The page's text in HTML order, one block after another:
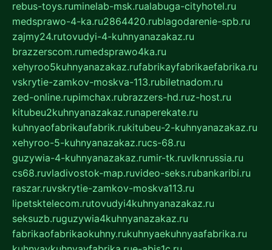
rebus-toys.ruminelab-msk.rualabuga-cityhotel.ru
medsprawo-4-ka.ru2864420.rublagodarenie-spb.ru
zajmy24.rutovudyi-4-kuhnyanazakaz.ru
brazzerscom.rumedsprawo4ka.ru
xehyroo5kuhnyanazakaz.rufabrikayfabrikaefabrika.ru
vskrytie-zamkov-moskva-113.rubiletnadom.ru
zed-online.rupimchax.rubrazzers-hd.ruz-host.ru
kitubeu2kuhnyanazakaz.runaperekate.ru
kuhnyaofabrikaufabrik.rukitubeu-2-kuhnyanazakaz.ru
xehyroo-5-kuhnyanazakaz.rucs-68.ru
guzywia-4-kuhnyanazakaz.rumir-tk.ruvlknrussia.ru
cs68.ruvladivostok-map.ruvideo-seks.rubankaribi.ru
raszar.ruvskrytie-zamkov-moskva113.ru
lipetsktelecom.rutovudyi4kuhnyanazakaz.ru
seksuzb.ruguzywia4kuhnyanazakaz.ru
fabrikaofabrikaokuhny.rukuhnyaekuhnyaafabrika.ru